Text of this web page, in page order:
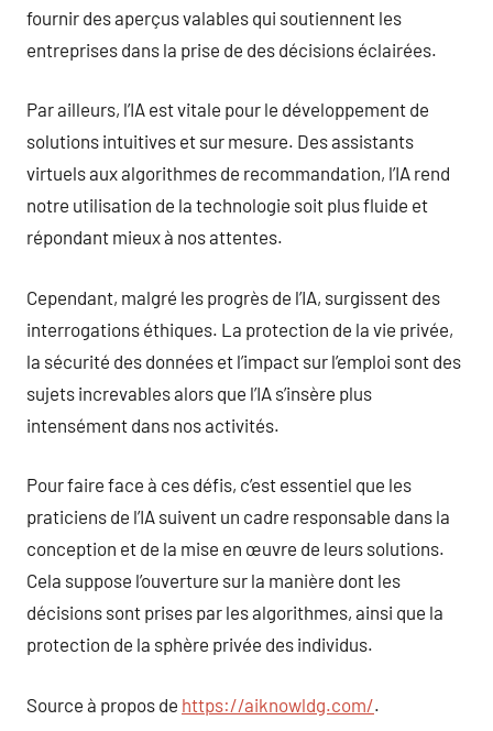
fournir des aperçus valables qui soutiennent les
entreprises dans la prise de des décisions éclairées.
Par ailleurs, l’IA est vitale pour le développement de
solutions intuitives et sur mesure. Des assistants
virtuels aux algorithmes de recommandation, l’IA rend
notre utilisation de la technologie soit plus fluide et
répondant mieux à nos attentes.
Cependant, malgré les progrès de l’IA, surgissent des
interrogations éthiques. La protection de la vie privée,
la sécurité des données et l’impact sur l’emploi sont des
sujets increvables alors que l’IA s’insère plus
intensément dans nos activités.
Pour faire face à ces défis, c’est essentiel que les
praticiens de l’IA suivent un cadre responsable dans la
conception et de la mise en œuvre de leurs solutions.
Cela suppose l’ouverture sur la manière dont les
décisions sont prises par les algorithmes, ainsi que la
protection de la sphère privée des individus.
Source à propos de https://aiknowldg.com/.